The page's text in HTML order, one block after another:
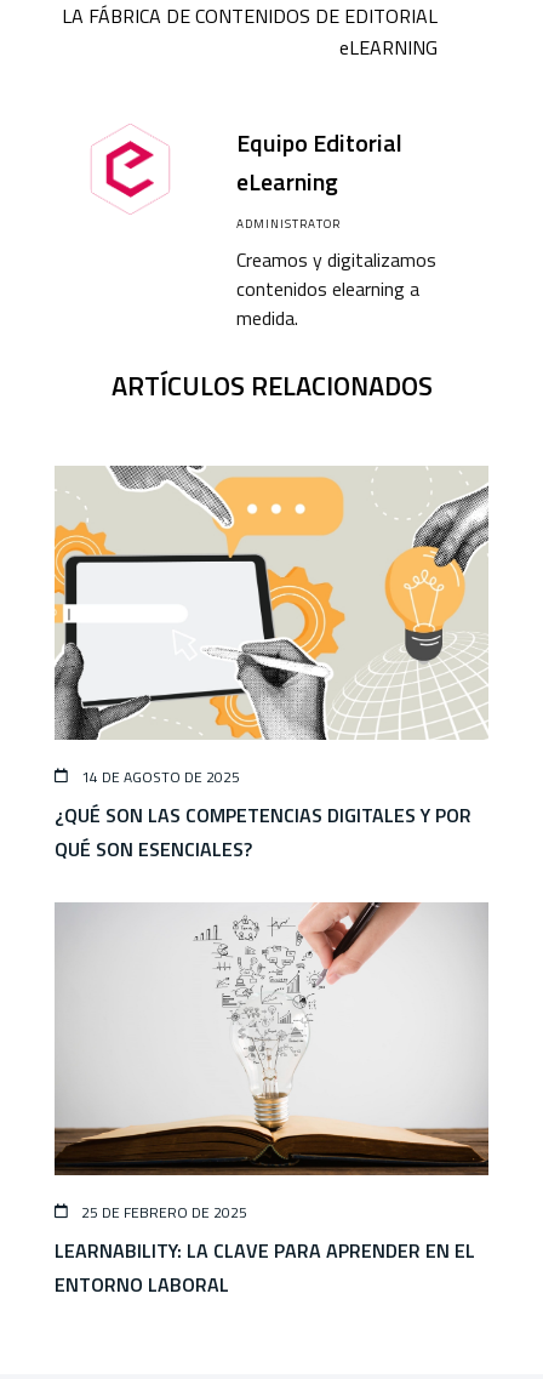
LA FÁBRICA DE CONTENIDOS DE EDITORIAL
eLEARNING
Equipo Editorial
eLearning
ADMINISTRATOR
Creamos y digitalizamos
contenidos elearning a
medida.
ARTÍCULOS RELACIONADOS
14 DE AGOSTO DE 2025
¿QUÉ SON LAS COMPETENCIAS DIGITALES Y POR
QUÉ SON ESENCIALES?
25 DE FEBRERO DE 2025
LEARNABILITY: LA CLAVE PARA APRENDER EN EL
ENTORNO LABORAL